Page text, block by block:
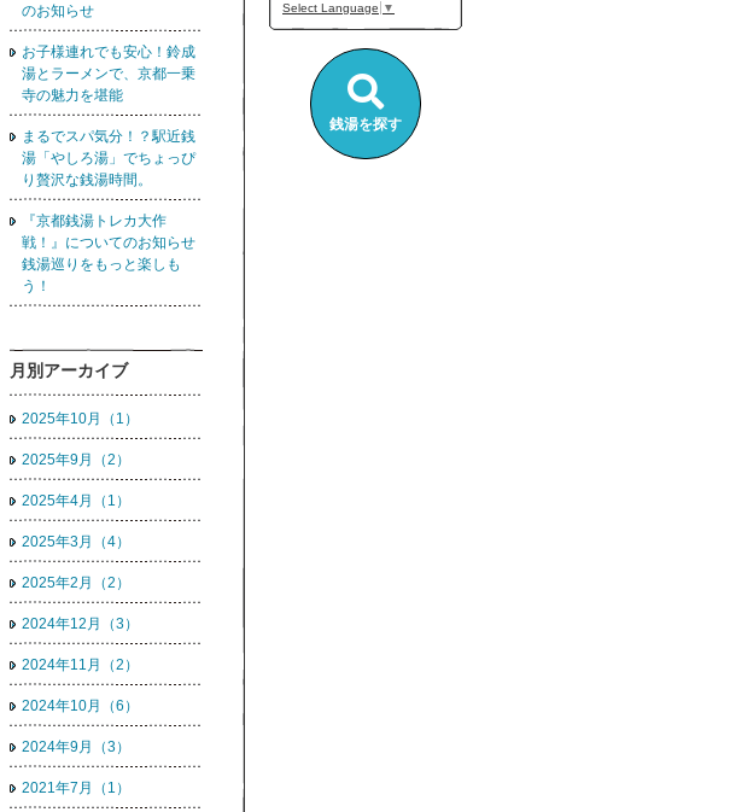
のお知らせ
お子様連れでも安心！鈴成
湯とラーメンで、京都一乗
寺の魅力を堪能
まるでスパ気分！？駅近銭
湯「やしろ湯」でちょっぴ
り贅沢な銭湯時間。
『京都銭湯トレカ大作
戦！』についてのお知らせ
銭湯巡りをもっと楽しも
う！
月別アーカイブ
2025年10月（1）
2025年9月（2）
2025年4月（1）
2025年3月（4）
2025年2月（2）
2024年12月（3）
2024年11月（2）
2024年10月（6）
2024年9月（3）
2021年7月（1）
Select Language ▼
銭湯を探す